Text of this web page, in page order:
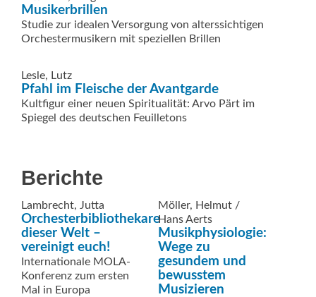
Musikerbrillen
Studie zur idealen Versorgung von alterssichtigen
Orchestermusikern mit speziellen Brillen
Lesle, Lutz
Pfahl im Fleische der Avantgarde
Kultfigur einer neuen Spiritualität: Arvo Pärt im
Spiegel des deutschen Feuilletons
Berichte
Lambrecht, Jutta
Orchesterbibliothekare
dieser Welt –
vereinigt euch!
Internationale MOLA-
Konferenz zum ersten
Mal in Europa
Möller, Helmut /
Hans Aerts
Musikphysiologie:
Wege zu
gesundem und
bewusstem
Musizieren